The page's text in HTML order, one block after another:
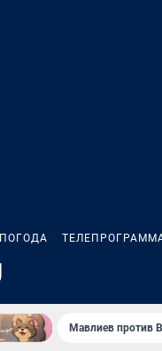
ПОГОДА
Мавлиев против